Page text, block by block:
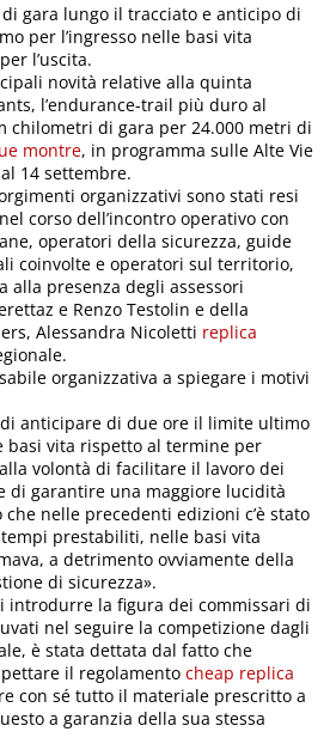
gara lungo il tracciato e anticipo di
per l’ingresso nelle basi vita
l’uscita.
novità relative alla quinta
l’endurance-trail più duro al
chilometri di gara per 24.000 metri di
montre, in programma sulle Alte Vie
14 settembre.
organizzativi sono stati resi
corso dell’incontro operativo con
operatori della sicurezza, guide
coinvolte e operatori sul territorio,
alla presenza degli assessori
e Renzo Testolin e della
Alessandra Nicoletti replica
organizzativa a spiegare i motivi
di anticipare di due ore il limite ultimo
basi vita rispetto al termine per
volontà di facilitare il lavoro dei
di garantire una maggiore lucidità
nelle precedenti edizioni c’è stato
prestabiliti, nelle basi vita
a detrimento ovviamente della
di sicurezza».
introdurre la figura dei commissari di
nel seguire la competizione dagli
è stata dettata dal fatto che
il regolamentocheap replica
con sé tutto il materiale prescritto a
a garanzia della sua stessa